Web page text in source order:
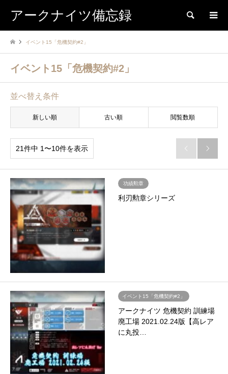
アークナイツ備忘録 検索
イベント15「危機契約#2」
イベント15「危機契約#2」
並べ替え条件
新しい順 古い順 閲覧数順
21件中 1〜10件を表示  
功績勲章
利刃勲章シリーズ
イベント15「危機契約#2」
アークナイツ 危機契約 訓練場
廃工場 2021.02.24版【高レア
に丸投…